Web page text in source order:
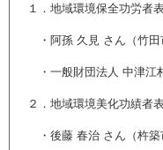
１．地域環境保全功労者
・阿孫 久見 さん（竹田
・一般財団法人 中津江村
２．地域環境美化功績者
・後藤 春治 さん（杵築